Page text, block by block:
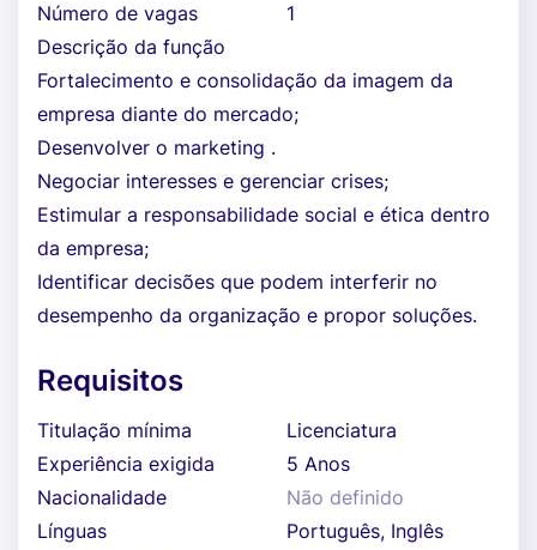
Número de vagas
1
Descrição da função
Fortalecimento e consolidação da imagem da
empresa diante do mercado;
Desenvolver o marketing .
Negociar interesses e gerenciar crises;
Estimular a responsabilidade social e ética dentro
da empresa;
Identificar decisões que podem interferir no
desempenho da organização e propor soluções.
Requisitos
Titulação mínima
Licenciatura
Experiência exigida
5 Anos
Nacionalidade
Não definido
Línguas
Português, Inglês